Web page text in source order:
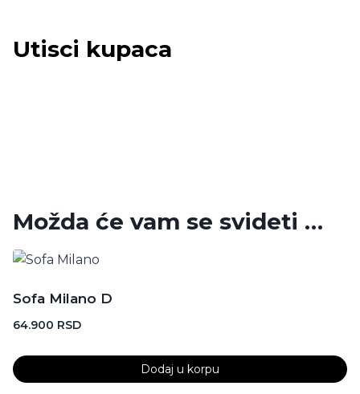
Utisci kupaca
Možda će vam se svideti …
Sofa Milano D
64.900 RSD
Dodaj u korpu